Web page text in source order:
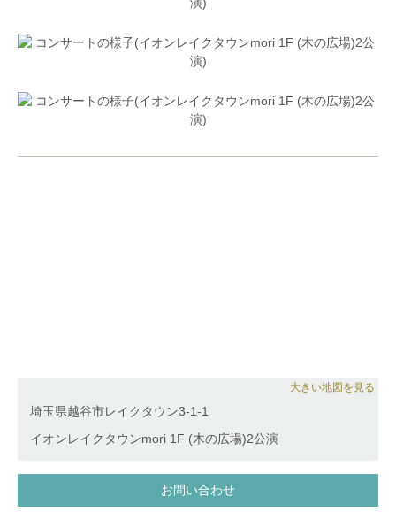
大きい地図を見る
埼玉県越谷市レイクタウン3-1-1
イオンレイクタウンmori 1F (木の広場)2公演
お問い合わせ